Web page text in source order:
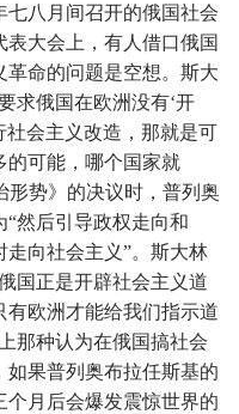
七八月间召开的俄国社会
大会上，有人借口俄国
革命的问题是空想。斯大
求俄国在欧洲没有‘开
社会主义改造，那就是可
的可能，哪个国家就
形势》的决议时，普列奥
然后引导政权走向和
向社会主义”。斯大林
国正是开辟社会主义道
欧洲才能给我们指示道
那种认为在俄国搞社会
如果普列奥布拉任斯基的
月后会爆发震惊世界的